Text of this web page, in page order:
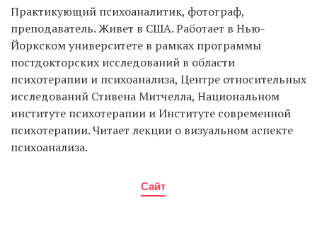
Практикующий психоаналитик, фотограф,
преподаватель. Живет в США. Работает в Нью-
Йоркском университете в рамках программы
постдокторских исследований в области
психотерапии и психоанализа, Центре относительных
исследований Стивена Митчелла, Национальном
институте психотерапии и Институте современной
психотерапии. Читает лекции о визуальном аспекте
психоанализа.
Сайт